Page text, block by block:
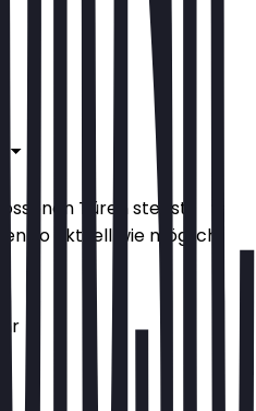
Türen stehst,
so aktuell wie möglich.